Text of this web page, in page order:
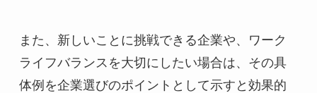
また、新しいことに挑戦できる企業や、ワーク
ライフバランスを大切にしたい場合は、その具
体例を企業選びのポイントとして示すと効果的